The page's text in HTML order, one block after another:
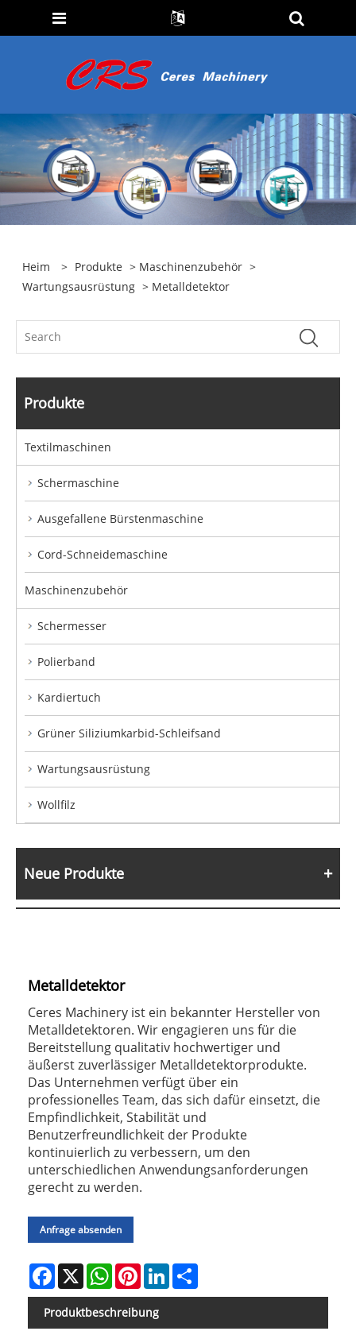
Heim > Produkte > Maschinenzubehör >
Wartungsausrüstung > Metalldetektor
Produkte
Textilmaschinen
Schermaschine
Ausgefallene Bürstenmaschine
Cord-Schneidemaschine
Maschinenzubehör
Schermesser
Polierband
Kardiertuch
Grüner Siliziumkarbid-Schleifsand
Wartungsausrüstung
Wollfilz
Neue Produkte
Metalldetektor
Ceres Machinery ist ein bekannter Hersteller von
Metalldetektoren. Wir engagieren uns für die
Bereitstellung qualitativ hochwertiger und
äußerst zuverlässiger Metalldetektorprodukte.
Das Unternehmen verfügt über ein
professionelles Team, das sich dafür einsetzt, die
Empfindlichkeit, Stabilität und
Benutzerfreundlichkeit der Produkte
kontinuierlich zu verbessern, um den
unterschiedlichen Anwendungsanforderungen
gerecht zu werden.
Anfrage absenden
Facebook
X WhatsAppPinterestLinkedIn
Produktbeschreibung